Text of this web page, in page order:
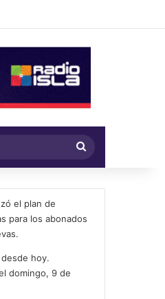
for
el plan de
para los abonados
hoy.
domingo, 9 de